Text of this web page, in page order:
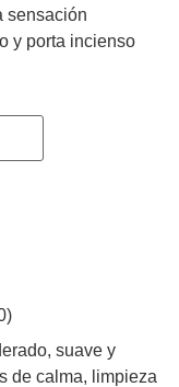
sensación
y porta incienso
suave y
de calma, limpieza